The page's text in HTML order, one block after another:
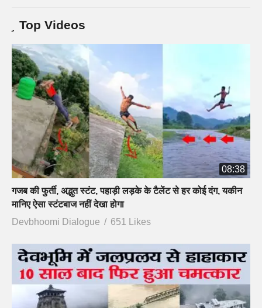
Top Videos
08:38
गजब की फुर्ती, अद्भुत स्टंट, पहाड़ी लड़के के टैलेंट से हर कोई दंग, यकीन
मानिए ऐसा स्टंटबाज नहीं देखा होगा
Devbhoomi Dialogue
651 Likes